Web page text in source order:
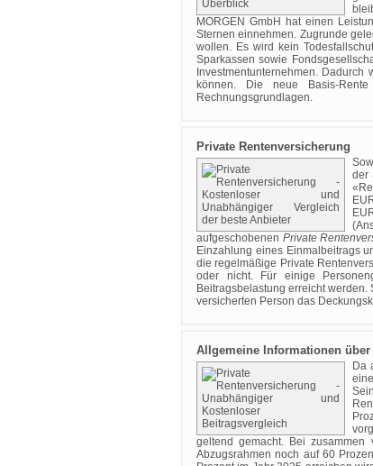
MORGEN GmbH hat einen
Sternen einnehmen. Zugrunde
wollen. Es wird kein
Sparkassen sowie
Investmentunternehmen.
können. Die neue Basis-
Rechnungsgrundlagen.
Private Rentenversicherung
der
aufgeschobenen Private
Einzahlung eines Einmalbeitrags
die regelmäßige Private
oder nicht. Für einige
Beitragsbelastung erreicht
versicherten Person das
Allgemeine Informationen
Da
geltend gemacht. Bei
Abzugsrahmen noch auf 60